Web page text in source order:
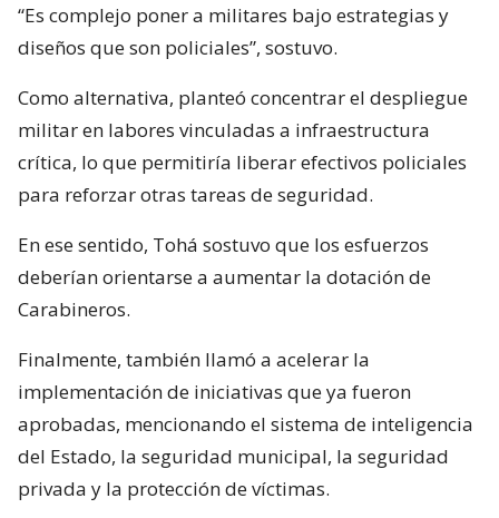
“Es complejo poner a militares bajo estrategias y
diseños que son policiales”, sostuvo.
Como alternativa, planteó concentrar el despliegue
militar en labores vinculadas a infraestructura
crítica, lo que permitiría liberar efectivos policiales
para reforzar otras tareas de seguridad.
En ese sentido, Tohá sostuvo que los esfuerzos
deberían orientarse a aumentar la dotación de
Carabineros.
Finalmente, también llamó a acelerar la
implementación de iniciativas que ya fueron
aprobadas, mencionando el sistema de inteligencia
del Estado, la seguridad municipal, la seguridad
privada y la protección de víctimas.